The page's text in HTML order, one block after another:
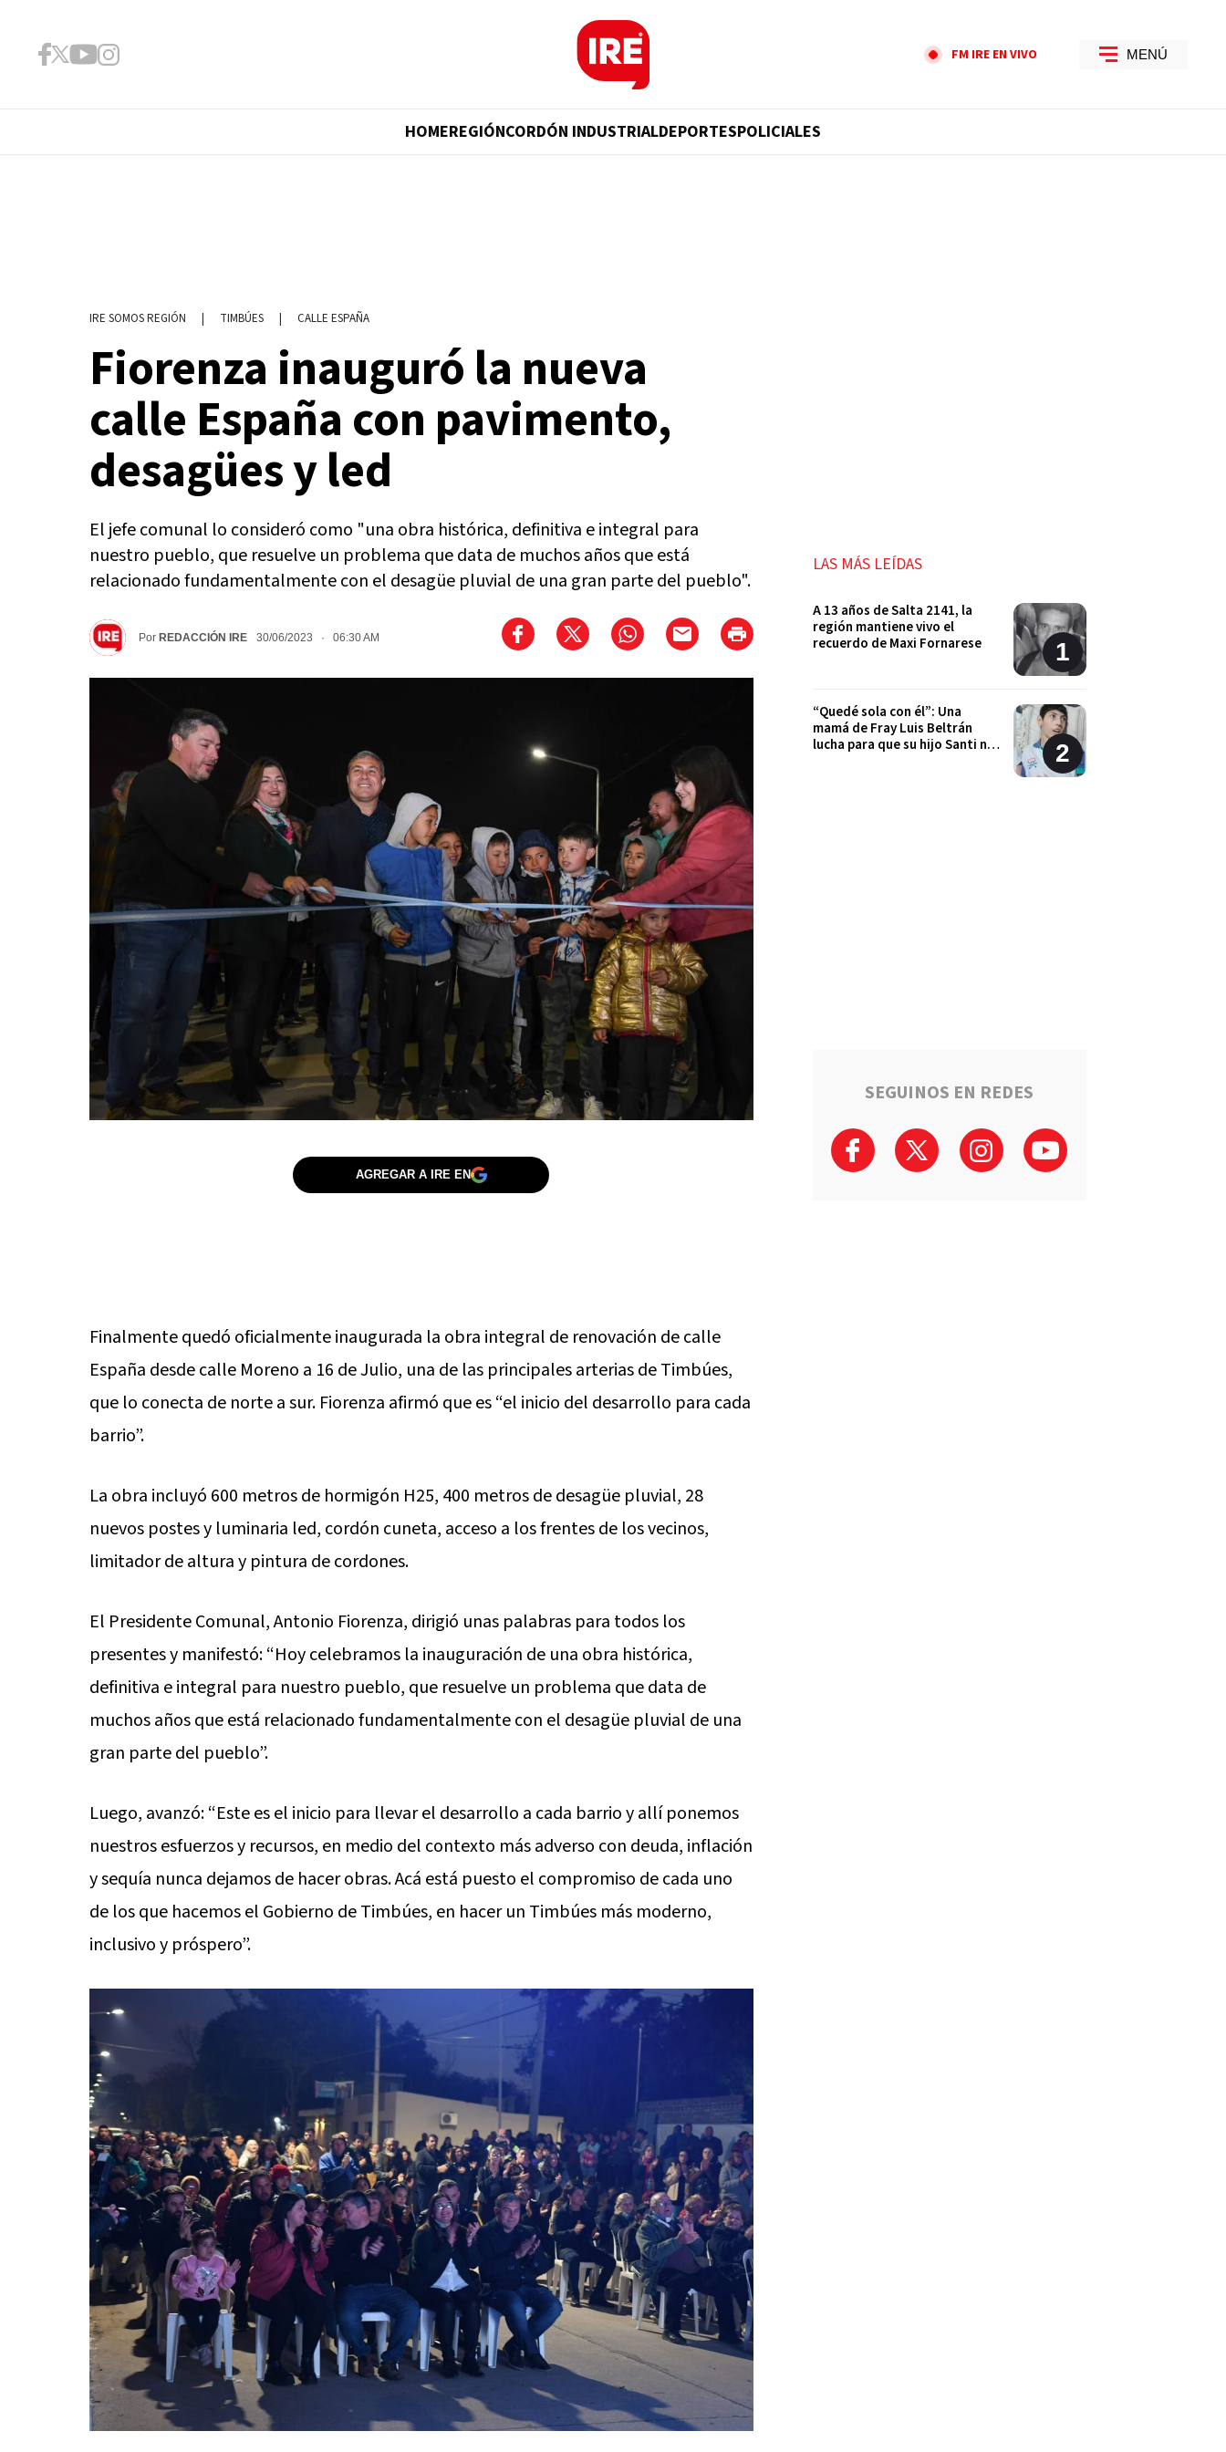
FM IRE EN VIVO MENÚ
HOMEREGIÓNCORDÓN INDUSTRIALDEPORTESPOLICIALES
IRE SOMOS REGIÓN | TIMBÚES | CALLE ESPAÑA
Fiorenza inauguró la nueva
calle España con pavimento,
desagües y led
El jefe comunal lo consideró como "una obra histórica, definitiva e integral para
nuestro pueblo, que resuelve un problema que data de muchos años que está
relacionado fundamentalmente con el desagüe pluvial de una gran parte del pueblo".
Por REDACCIÓN IRE 30/06/2023 · 06:30 AM
AGREGAR A IRE EN
Finalmente quedó oficialmente inaugurada la obra integral de renovación de calle
España desde calle Moreno a 16 de Julio, una de las principales arterias de Timbúes,
que lo conecta de norte a sur. Fiorenza afirmó que es “el inicio del desarrollo para cada
barrio”.
La obra incluyó 600 metros de hormigón H25, 400 metros de desagüe pluvial, 28
nuevos postes y luminaria led, cordón cuneta, acceso a los frentes de los vecinos,
limitador de altura y pintura de cordones.
El Presidente Comunal, Antonio Fiorenza, dirigió unas palabras para todos los
presentes y manifestó: “Hoy celebramos la inauguración de una obra histórica,
definitiva e integral para nuestro pueblo, que resuelve un problema que data de
muchos años que está relacionado fundamentalmente con el desagüe pluvial de una
gran parte del pueblo”.
Luego, avanzó: “Este es el inicio para llevar el desarrollo a cada barrio y allí ponemos
nuestros esfuerzos y recursos, en medio del contexto más adverso con deuda, inflación
y sequía nunca dejamos de hacer obras. Acá está puesto el compromiso de cada uno
de los que hacemos el Gobierno de Timbúes, en hacer un Timbúes más moderno,
inclusivo y próspero”.
LAS MÁS LEÍDAS
A 13 años de Salta 2141, la
región mantiene vivo el
recuerdo de Maxi Fornarese
“Quedé sola con él”: Una
mamá de Fray Luis Beltrán
lucha para que su hijo Santi no
SEGUINOS EN REDES